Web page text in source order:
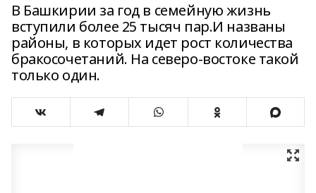
В Башкирии за год в семейную жизнь
вступили более 25 тысяч пар.И названы
районы, в которых идет рост количества
бракосочетаний. На северо-востоке такой
только один.